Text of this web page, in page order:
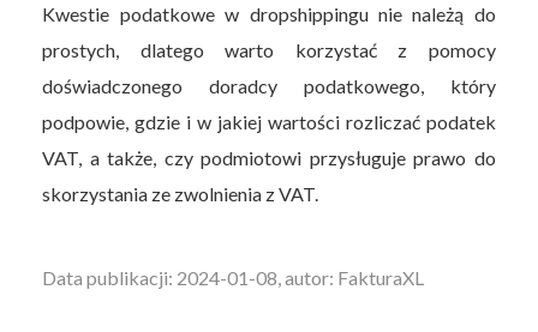
Kwestie podatkowe w dropshippingu nie należą do
prostych, dlatego warto korzystać z pomocy
doświadczonego doradcy podatkowego, który
podpowie, gdzie i w jakiej wartości rozliczać podatek
VAT, a także, czy podmiotowi przysługuje prawo do
skorzystania ze zwolnienia z VAT.
Data publikacji: 2024-01-08, autor: FakturaXL